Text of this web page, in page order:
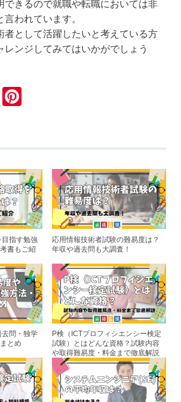
できるので就職や転職においては非
われています。
者として活躍したいと考えている方
レンジしてみてはいかがでしょう
F
st
指す勉強
書もご紹
応用情報技術者試験の難易度は？
年収や過去問も大調査！
去問・独学
とめ
P検（ICTプロフィシエンシー検定
試験）とはどんな資格？試験内容
や取得難易度・料金まで徹底解説